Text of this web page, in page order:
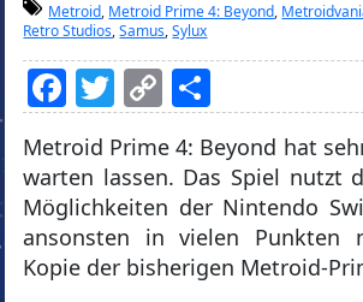
Metroid, Metroid Prime 4: Beyond,
Retro Studios,Samus,Sylux
Facebook
Twitter
Copy
Link
Metroid Prime 4: Beyond hat
warten lassen. Das Spiel nutzt
Möglichkeiten der Nintendo
ansonsten in vielen Punkten
Kopie der bisherigen Metroid-